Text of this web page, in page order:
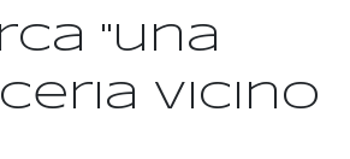
"una
vicino